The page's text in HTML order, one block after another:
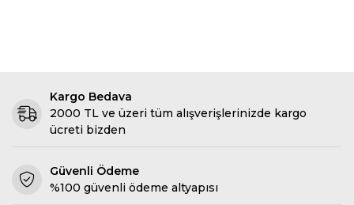
Kargo Bedava
2000 TL ve üzeri tüm alışverişlerinizde kargo
ücreti bizden
Güvenli Ödeme
%100 güvenli ödeme altyapısı